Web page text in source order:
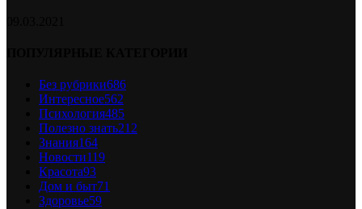
Без рубрики686
Интересное562
Психология485
Полезно знать212
Знания164
Новости119
Красота93
Дом и быт71
Здоровье59